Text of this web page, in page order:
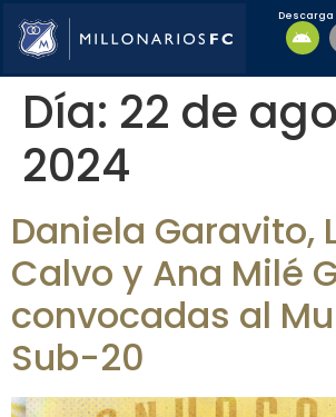
Descarga
Día: 22 de
2024
Daniela Garavito,
Calvo y Ana Milé
convocadas al
Sub-20